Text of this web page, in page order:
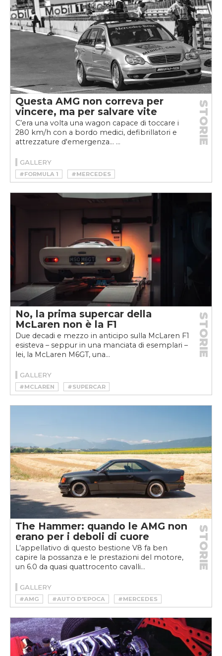
Questa AMG non correva per
vincere, ma per salvare vite
C’era una volta una wagon capace di toccare i
280 km/h con a bordo medici, defibrillatori e
attrezzature d'emergenza... ...
STORIE
GALLERY
#FORMULA 1
#MERCEDES
#MOTORSPORT
No, la prima supercar della
McLaren non è la F1
Due decadi e mezzo in anticipo sulla McLaren F1
esisteva – seppur in una manciata di esemplari –
lei, la McLaren M6GT, una...
STORIE
GALLERY
#MCLAREN #SUPERCAR
The Hammer: quando le AMG non
erano per i deboli di cuore
L’appellativo di questo bestione V8 fa ben
capire la possanza e le prestazioni del motore,
un 6.0 da quasi quattrocento cavalli...
STORIE
GALLERY
#AMG #AUTO D'EPOCA
#MERCEDES
#YOUNGTIMER